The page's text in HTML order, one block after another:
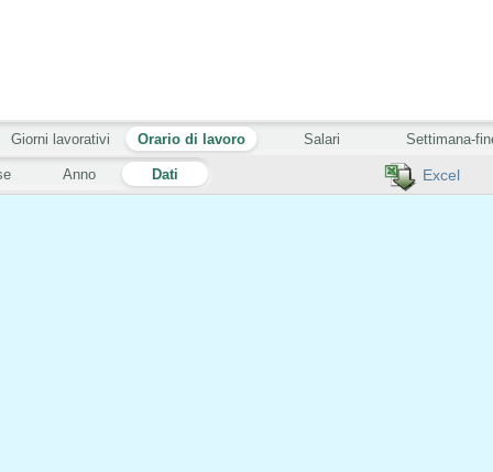
Excel
Anno Dati
Giorni lavorativi Orario di lavoro Salari Settimana-